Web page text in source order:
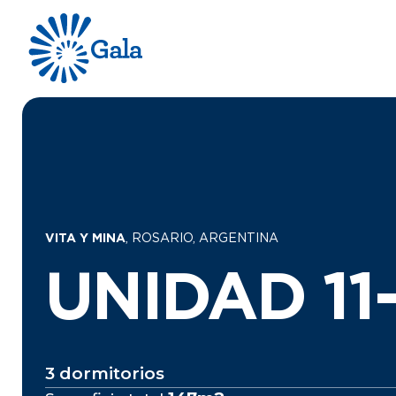
VITA Y MINA, ROSARIO, ARGENTINA
UNIDAD
3 dormitorios